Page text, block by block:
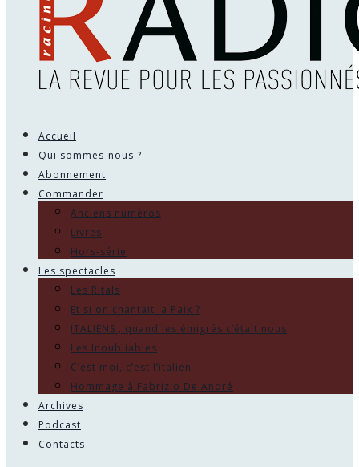
Accueil
Qui sommes-nous ?
Abonnement
Commander
Anciens numéros
Livres
Hors-série
Les spectacles
Les Ritals
Et si on chantait la Paix ?
ITALIENS , quand les émigrés c’était nous
Les Inoubliables
C’est moi, c’est l’italien
Hommage à Fabrizio De André
Archives
Podcast
Contacts